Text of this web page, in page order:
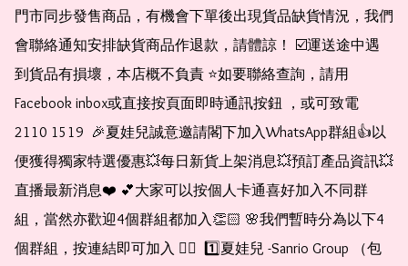
門市同步發售商品，有機會下單後出現貨品缺貨情況，我們
會聯絡通知安排缺貨商品作退款，請體諒！ ☑️運送途中遇
到貨品有損壞，本店概不負責 ⭐️如要聯絡查詢，請用
Facebook inbox或直接按頁面即時通訊按鈕 ，或可致電
2110 1519  🎉夏娃兒誠意邀請閣下加入WhatsApp群組👍以
便獲得獨家特選優惠💥每日新貨上架消息💥預訂產品資訊💥
直播最新消息❤️ 💕大家可以按個人卡通喜好加入不同群
組，當然亦歡迎4個群組都加入👏🏻 🌸我們暫時分為以下4
個群組，按連結即可加入 👇🏻  1️⃣夏娃兒 -Sanrio Group （包